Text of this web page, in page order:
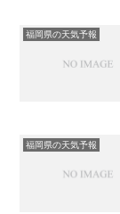
福岡県の天気予報
福岡県の天気予報